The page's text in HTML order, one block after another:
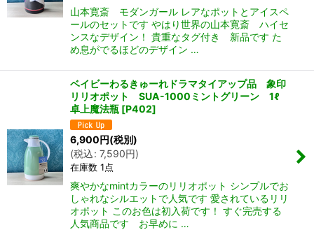
山本寛斎 モダンガール レアなポットとアイスペ
ールのセットです やはり世界の山本寛斎 ハイセ
ンスなデザイン！ 貴重なタグ付き 新品です た
め息がでるほどのデザイン …
ベイビーわるきゅーれドラマタイアップ品 象印
リリオポット SUA-1000ミントグリーン 1ℓ
卓上魔法瓶 [P402]
6,900円(税別)
(税込: 7,590円)
在庫数 1点
爽やかなmintカラーのリリオポット シンプルでお
しゃれなシルエットで人気です 愛されているリリ
オポット このお色は初入荷です！ すぐ完売する
人気商品です お早めに …